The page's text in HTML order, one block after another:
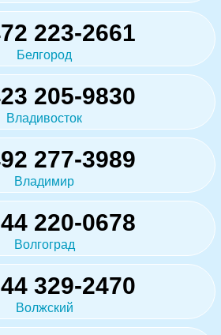
223-2661
Белгород
205-9830
Владивосток
277-3989
Владимир
220-0678
Волгоград
329-2470
Волжский